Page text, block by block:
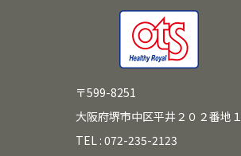
〒599-8251
大阪府堺市中区平井２０２番地１
TEL : 072-235-2123